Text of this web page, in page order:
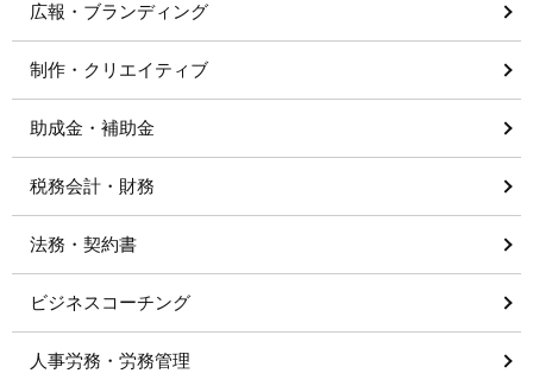
広報・ブランディング
制作・クリエイティブ
助成金・補助金
税務会計・財務
法務・契約書
ビジネスコーチング
人事労務・労務管理